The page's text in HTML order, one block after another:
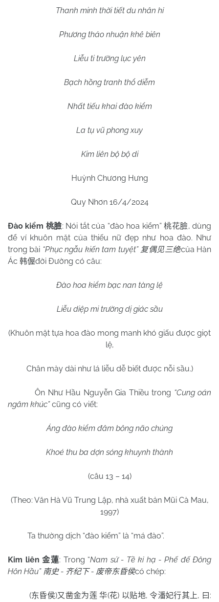
Thanh minh thời tiết du nhân hỉ
Phương thảo nhuận khê biên
Liễu ti trường lục yên
Bạch hồng tranh thổ diễm
Nhất tiếu khai đào kiểm
La tụ vũ phong xuy
Kim liên bộ bộ di
Huỳnh Chương Hưng
Quy Nhơn 16/4/2024
Đào kiểm 桃臉: Nói tắt của “đào hoa kiểm”桃花臉, dùng
để ví khuôn mặt của thiếu nữ đẹp như hoa đào. Như
trong bài “Phục ngẫu kiến tam tuyệt” 复偶见三绝của Hàn
Ác 韩偓đời Đường có câu:
Đào hoa kiểm bạc nan tàng lệ
Liễu diệp mi trường dị giác sầu
(Khuôn mặt tựa hoa đào mong manh khó giấu được giọt
lệ,
Chân mày dài như lá liễu dễ biết được nỗi sầu.)
Ôn Như Hầu Nguyễn Gia Thiều trong “Cung oán
ngâm khúc”cũng có viết:
Áng đào kiểm đâm bông não chúng
Khoé thu ba dợn sóng khuynh thành
(câu 13 – 14)
(Theo: Văn Hà Vũ Trung Lập, nhà xuất bản Mũi Cà Mau,
1997)
Ta thường dịch “đào kiểm” là “má đào”.
Kim liên金蓮: Trong “Nam sử - Tề kỉ hạ - Phế đế Đông
Hôn Hầu” 南史- 齐纪下- 废帝东昏侯có chép:
(东昏侯)又凿金为莲 华(花) 以贴地,令潘妃行其上, 曰 :